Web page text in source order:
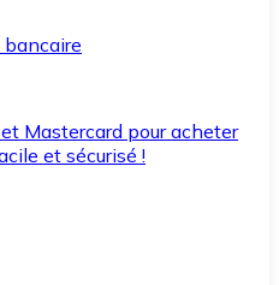
Mastercard pour acheter
et sécurisé !